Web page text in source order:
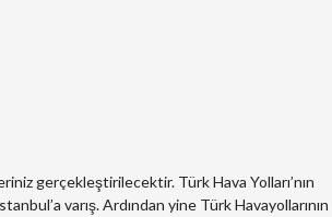
gerçekleştirilecektir. Türk Hava Yolları’nın
varış. Ardından yine Türk Havayollarının